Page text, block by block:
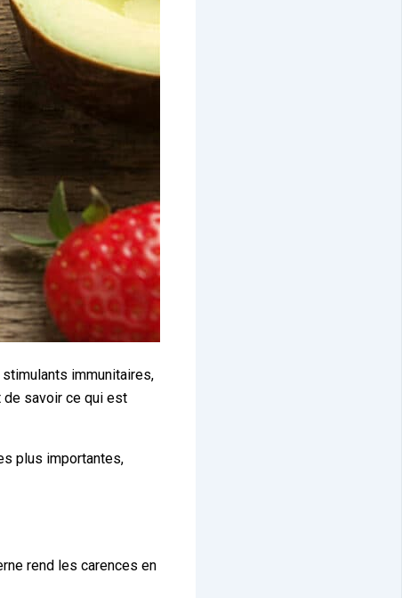
immunitaires,
de savoir ce qui est
plus importantes,
rend les carences en